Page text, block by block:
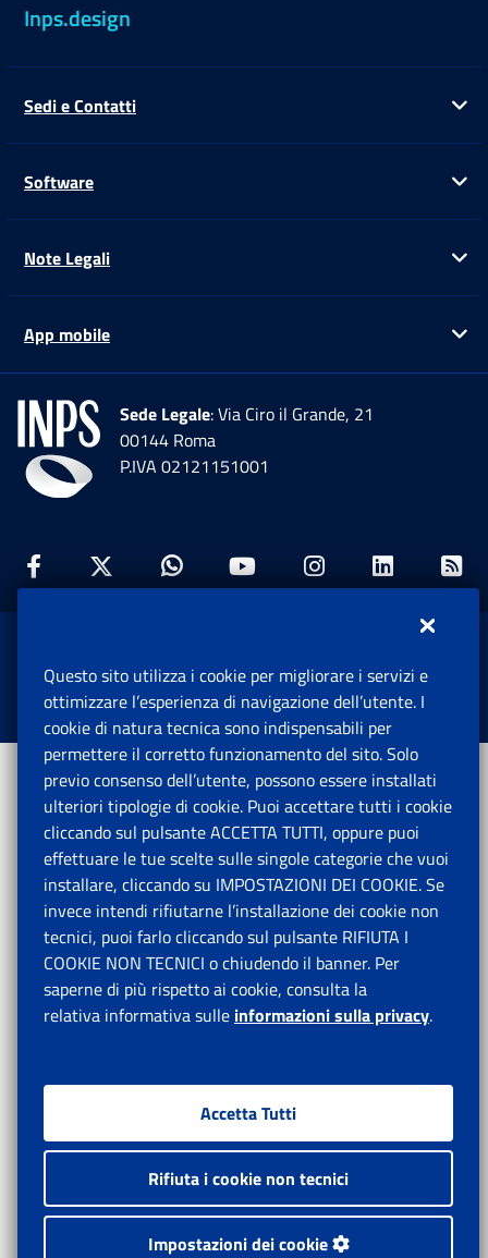
Inps.design
Sedi e Contatti
Software
Note Legali
App mobile
Sede Legale: Via Ciro il Grande, 21
00144 Roma
P.IVA 02121151001
Facebook: Apre una nuova finestra
Twitter: Apre una nuova finestra
Whatsapp: Apre una nuova
Youtube: Apre una
Instagram:
Istituto Nazionale Previdenza Sociale.
Tutti i diritti riservati.
Questo sito utilizza i cookie per migliorare i servizi e
ottimizzare l’esperienza di navigazione dell’utente. I
cookie di natura tecnica sono indispensabili per
permettere il corretto funzionamento del sito. Solo
previo consenso dell’utente, possono essere installati
ulteriori tipologie di cookie. Puoi accettare tutti i cookie
cliccando sul pulsante ACCETTA TUTTI, oppure puoi
effettuare le tue scelte sulle singole categorie che vuoi
installare, cliccando su IMPOSTAZIONI DEI COOKIE. Se
invece intendi rifiutarne l’installazione dei cookie non
tecnici, puoi farlo cliccando sul pulsante RIFIUTA I
COOKIE NON TECNICI o chiudendo il banner. Per
saperne di più rispetto ai cookie, consulta la
relativa informativa sulle informazioni sulla privacy.
Accetta Tutti
Rifiuta i cookie non tecnici
Impostazioni dei cookie